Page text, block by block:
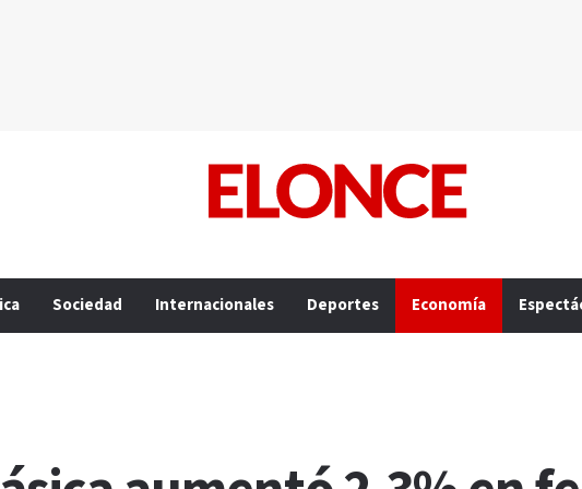
Sociedad Internacionales Deportes Economía